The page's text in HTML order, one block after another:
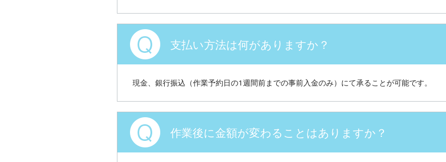
支払い方法は何がありますか？
現金、銀行振込（作業予約日の1週間前までの事前入金のみ）にて承ることが可能です。
作業後に金額が変わることはありますか？